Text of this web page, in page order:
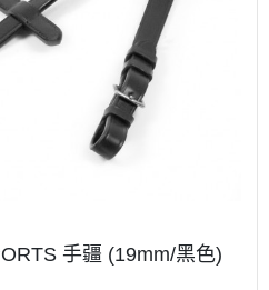
手疆 (19mm/黑色)